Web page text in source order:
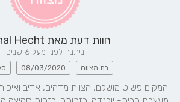
חוות דעת מאת Hecht
ניתנה לפני מעל 6 שנים
בת מצווה 08/03/2020